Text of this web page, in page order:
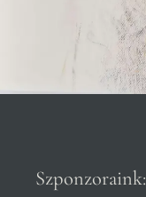
Szponzoraink: